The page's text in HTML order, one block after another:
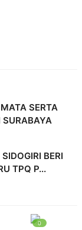
SERTA
SURABAYA
BERI
TPQ P...
0